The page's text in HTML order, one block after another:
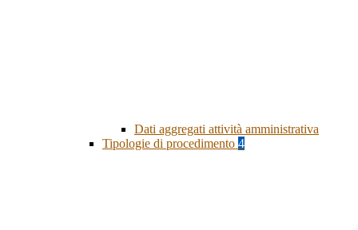
Dati aggregati attività amministrativa
Tipologie di procedimento 4